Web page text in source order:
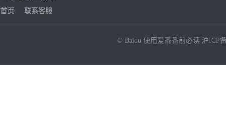
首页 联系客服
© Baidu 使用爱番番前必读 沪ICP